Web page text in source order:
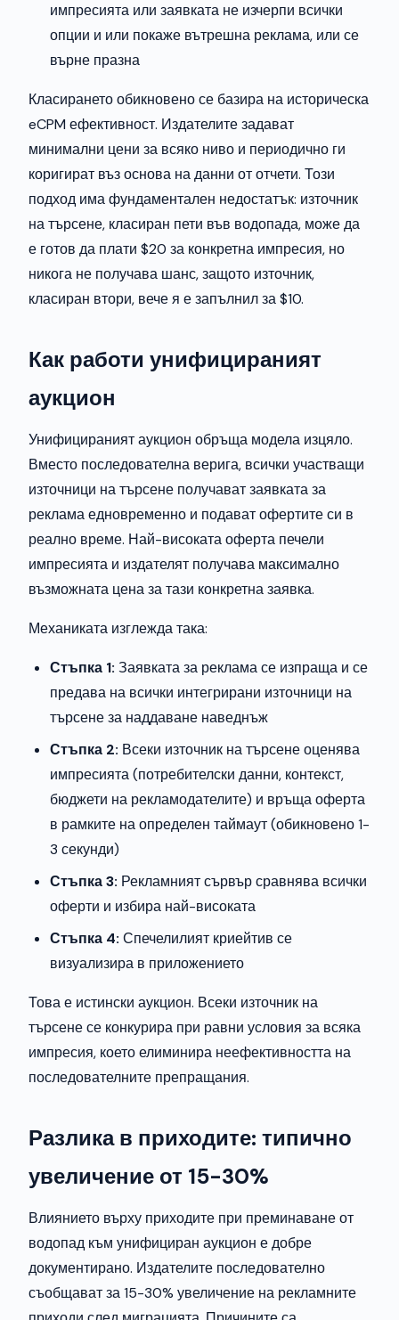
импресията или заявката не изчерпи всички
опции и или покаже вътрешна реклама, или се
върне празна
Класирането обикновено се базира на историческа
eCPM ефективност. Издателите задават
минимални цени за всяко ниво и периодично ги
коригират въз основа на данни от отчети. Този
подход има фундаментален недостатък: източник
на търсене, класиран пети във водопада, може да
е готов да плати $20 за конкретна импресия, но
никога не получава шанс, защото източник,
класиран втори, вече я е запълнил за $10.
Как работи унифицираният
аукцион
Унифицираният аукцион обръща модела изцяло.
Вместо последователна верига, всички участващи
източници на търсене получават заявката за
реклама едновременно и подават офертите си в
реално време. Най-високата оферта печели
импресията и издателят получава максимално
възможната цена за тази конкретна заявка.
Механиката изглежда така:
Стъпка 1: Заявката за реклама се изпраща и се
предава на всички интегрирани източници на
търсене за наддаване наведнъж
Стъпка 2: Всеки източник на търсене оценява
импресията (потребителски данни, контекст,
бюджети на рекламодателите) и връща оферта
в рамките на определен таймаут (обикновено 1-
3 секунди)
Стъпка 3: Рекламният сървър сравнява всички
оферти и избира най-високата
Стъпка 4: Спечелилият криейтив се
визуализира в приложението
Това е истински аукцион. Всеки източник на
търсене се конкурира при равни условия за всяка
импресия, което елиминира неефективността на
последователните препращания.
Разлика в приходите: типично
увеличение от 15-30%
Влиянието върху приходите при преминаване от
водопад към унифициран аукцион е добре
документирано. Издателите последователно
съобщават за 15-30% увеличение на рекламните